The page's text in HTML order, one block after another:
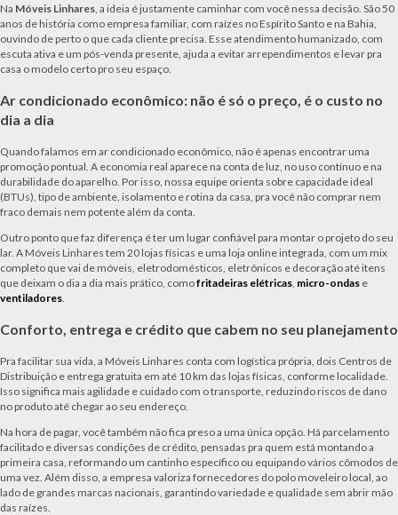
Na Móveis Linhares , a ideia é justamente caminhar com você nessa decisão. São 50
anos de história como empresa familiar, com raízes no Espírito Santo e na Bahia,
ouvindo de perto o que cada cliente precisa. Esse atendimento humanizado, com
escuta ativa e um pós-venda presente, ajuda a evitar arrependimentos e levar pra
casa o modelo certo pro seu espaço.
Ar condicionado econômico: não é só o preço, é o custo no
dia a dia
Quando falamos em ar condicionado econômico, não é apenas encontrar uma
promoção pontual. A economia real aparece na conta de luz, no uso contínuo e na
durabilidade do aparelho. Por isso, nossa equipe orienta sobre capacidade ideal
(BTUs), tipo de ambiente, isolamento e rotina da casa, pra você não comprar nem
fraco demais nem potente além da conta.
Outro ponto que faz diferença é ter um lugar confiável para montar o projeto do seu
lar. A Móveis Linhares tem 20 lojas físicas e uma loja online integrada, com um mix
completo que vai de móveis, eletrodomésticos, eletrônicos e decoração até itens
que deixam o dia a dia mais prático, comofritadeiras elétricas micro-ondas e
ventiladores
Conforto, entrega e crédito que cabem no seu planejamento
Pra facilitar sua vida, a Móveis Linhares conta com logística própria, dois Centros de
Distribuição e entrega gratuita em até 10 km das lojas físicas, conforme localidade.
Isso significa mais agilidade e cuidado com o transporte, reduzindo riscos de dano
no produto até chegar ao seu endereço.
Na hora de pagar, você também não fica preso a uma única opção. Há parcelamento
facilitado e diversas condições de crédito, pensadas pra quem está montando a
primeira casa, reformando um cantinho específico ou equipando vários cômodos de
uma vez. Além disso, a empresa valoriza fornecedores do polo moveleiro local, ao
lado de grandes marcas nacionais, garantindo variedade e qualidade sem abrir mão
das raízes.